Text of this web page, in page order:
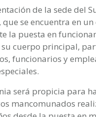
de la sede del
que se encuentra en
la puesta en
cuerpo principal,
funcionarios y
será propicia para
mancomunados